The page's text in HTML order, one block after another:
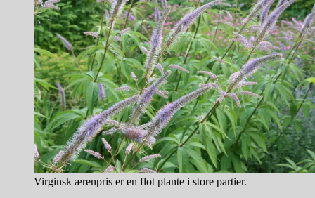
Virginsk ærenpris er en flot plante i store partier.